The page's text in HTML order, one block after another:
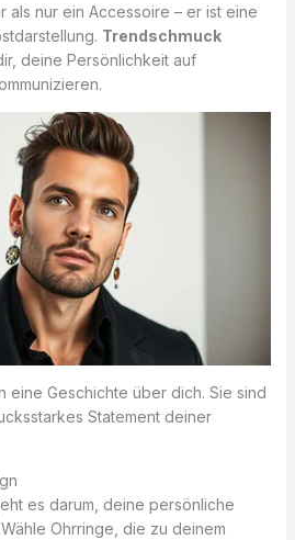
als nur ein Accessoire – er ist eine
Trendschmuck
deine Persönlichkeit auf
eine Geschichte über dich. Sie sind
Statement deiner
es darum, deine persönliche
Ohrringe, die zu deinem